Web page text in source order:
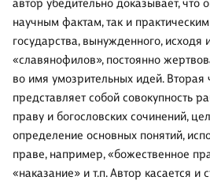
автор убедительно доказывает, что
научным фактам, так и
государства, вынужденного, исходя
«славянофилов», постоянно
во имя умозрительных идей. Вторая
представляет собой совокупность
праву и богословских сочинений,
определение основных понятий,
праве, например, «божественное
«наказание» и т.п. Автор касается и